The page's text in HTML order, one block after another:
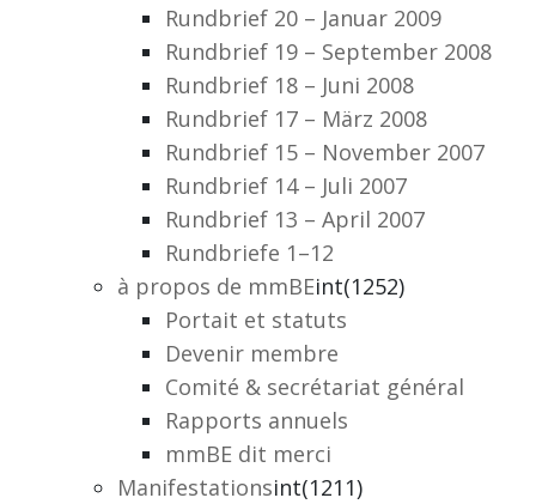
Rundbrief 20 – Januar 2009
Rundbrief 19 – September 2008
Rundbrief 18 – Juni 2008
Rundbrief 17 – März 2008
Rundbrief 15 – November 2007
Rundbrief 14 – Juli 2007
Rundbrief 13 – April 2007
Rundbriefe 1–12
à propos de mmBEint(1252)
Portait et statuts
Devenir membre
Comité & secrétariat général
Rapports annuels
mmBE dit merci
Manifestationsint(1211)